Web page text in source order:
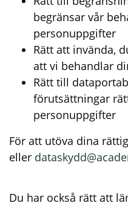
begränsar vår
personuppgifter
Rätt att invända,
att vi behandlar
Rätt till
förutsättningar
personuppgifter
För att utöva dina
eller
Du har också rätt att